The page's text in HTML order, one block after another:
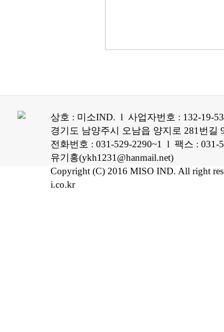
상호 : 미소IND. l 사업자번호 : 132-19-
경기도 남양주시 오남읍 양지로 281번길
전화번호 : 031-529-2290~1 l 팩스 :
유기홍(ykh1231@hanmail.net)
Copyright (C) 2016 MISO IND. All right
i.co.kr